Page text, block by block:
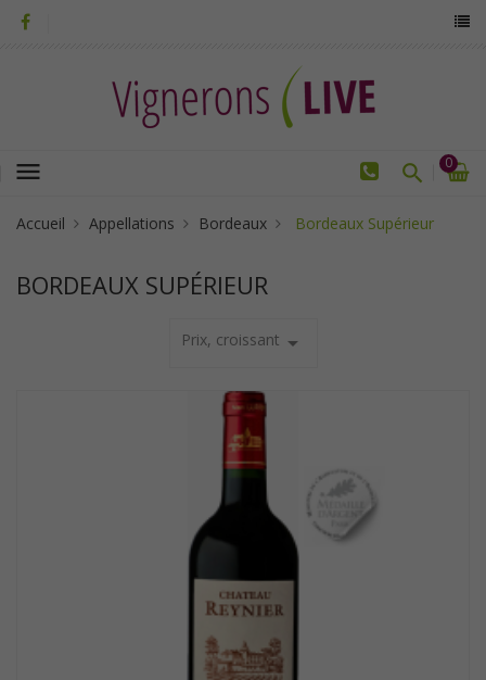
menu 0
Accueil Appellations Bordeaux Bordeaux Supérieur
BORDEAUX SUPÉRIEUR
Prix, croissant arrow_drop_down